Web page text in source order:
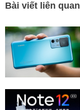
Bài viết liên quan